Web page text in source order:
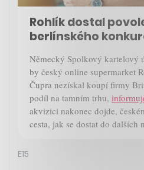
Rohlík dostal
berlínského
Německý Spolkový kartelový
by český online supermarket
Čupra nezískal koupí firmy
podíl na tamním trhu,
akvizici nakonec dojde,
cesta, jak se dostat do dalších
E15